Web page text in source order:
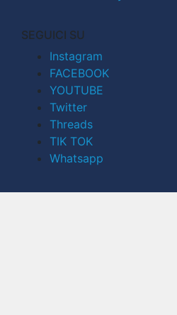
SEGUICI SU
Instagram
FACEBOOK
YOUTUBE
Twitter
Threads
TIK TOK
Whatsapp